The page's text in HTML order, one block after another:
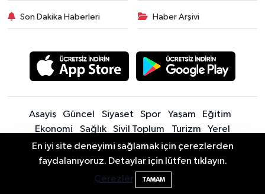
Son Dakika Haberleri Haber Arşivi
Asayiş Güncel Siyaset Spor Yaşam
Eğitim
Ekonomi
Sağlık Sivil Toplum Turizm Yerel
Sitede yayınlanan içerik ve yorumlardan yazarları sorumludur.
Yayınlanan yorumlardan Bartın Son Dakika Haberleri | Bartın Haber |
Bartın İnfo sorumlu tutulamaz. Sitedeki tüm harici linkler ayrı bir
En iyi site deneyimi sağlamak için çerezlerden
faydalanıyoruz. Detaylar için lütfen tıklayın.
Çerezler
TAMAM
Bartın'da Şafak Operasyonu: 5 Gözaltı, 4
Şüpheli Aranıyor